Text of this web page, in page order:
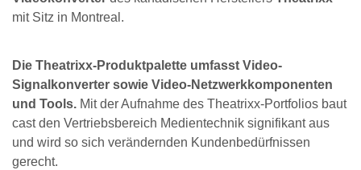
mit Sitz in Montreal.
Die Theatrixx-Produktpalette umfasst Video-
Signalkonverter sowie Video-Netzwerkkomponenten
und Tools. Mit der Aufnahme des Theatrixx-Portfolios baut
cast den Vertriebsbereich Medientechnik signifikant aus
und wird so sich verändernden Kundenbedürfnissen
gerecht.